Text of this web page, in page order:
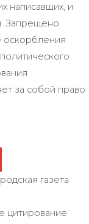
написавших, и
Запрещено
оскорбления
за собой право
.
газета
цитирование